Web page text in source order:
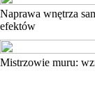
Naprawa wnętrza
efektów
Mistrzowie muru: